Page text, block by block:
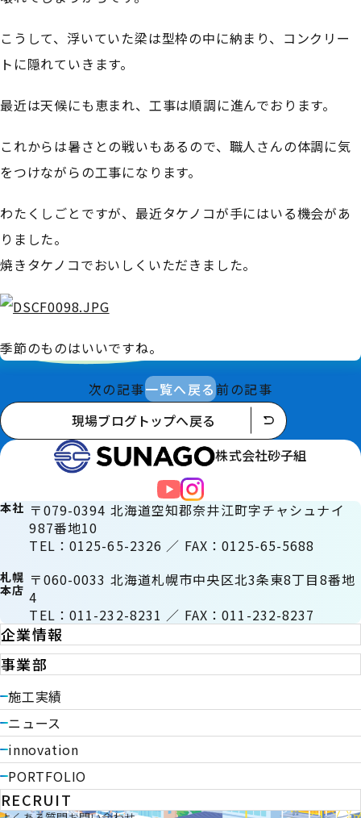
こうして、浮いていた梁は型枠の中に納まり、コンクリー
トに隠れていきます。
最近は天候にも恵まれ、工事は順調に進んでおります。
これからは暑さとの戦いもあるので、職人さんの体調に気
をつけながらの工事になります。
わたくしごとですが、最近タケノコが手にはいる機会があ
りました。
焼きタケノコでおいしくいただきました。
季節のものはいいですね。
次の記事一覧へ戻る前の記事
現場ブログトップへ戻る
株式会社砂子組
本社 〒079-0394 北海道空知郡奈井江町字チャシュナイ
987番地10
TEL：0125-65-2326 ／ FAX：0125-65-5688
札幌
本店
〒060-0033 北海道札幌市中央区北3条東8丁目8番地
4
TEL：011-232-8231 ／ FAX：011-232-8237
企業情報
事業部
施工実績
ニュース
innovation
PORTFOLIO
RECRUIT